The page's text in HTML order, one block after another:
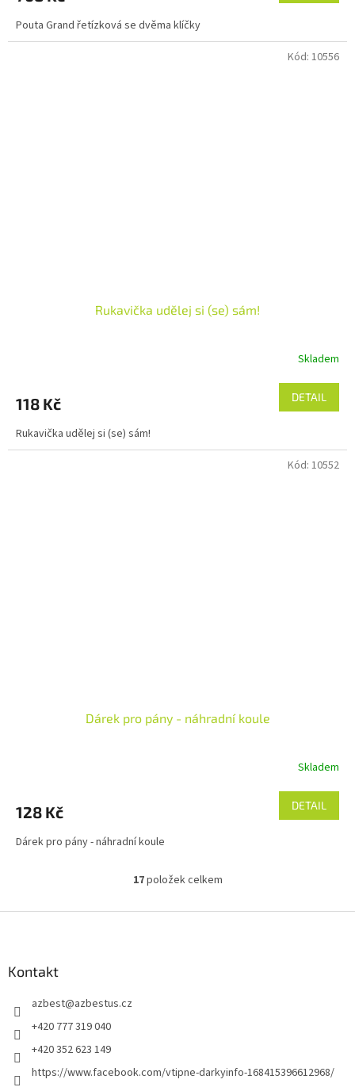
Pouta Grand řetízková se dvěma klíčky
Rukavička udělej si (se) sám!
Skladem
118 Kč DETAIL
Rukavička udělej si (se) sám!
Kód: 10556
Dárek pro pány - náhradní koule
Skladem
128 Kč DETAIL
Dárek pro pány - náhradní koule
Kód: 10552
O
l
y
v
17položek celkem
Kontakt
azbest@azbestus.cz
+420 777 319 040
+420 352 623 149
https://www.facebook.com/vtipne-darkyinfo-168415396612968/